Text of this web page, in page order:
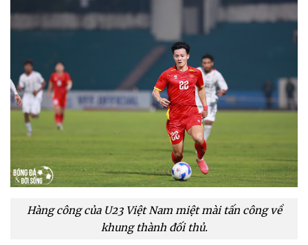
Hàng công của U23 Việt Nam miệt mài tấn công về
khung thành đối thủ.